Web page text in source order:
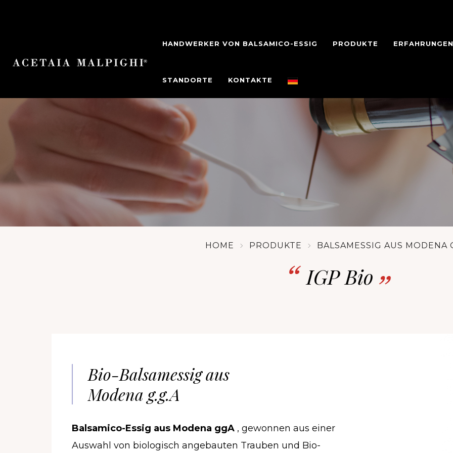
HANDWERKER VON BALSAMICO-ESSIG PRODUKTE ERFAHRUNGEN
STANDORTE KONTAKTE
HOME PRODUKTE BALSAMESSIG AUS MODENA
IGP Bio
Bio-Balsamessig aus
Modena g.g.A
Balsamico-Essig aus Modena ggA , gewonnen aus einer
Auswahl von biologisch angebauten Trauben und Bio-